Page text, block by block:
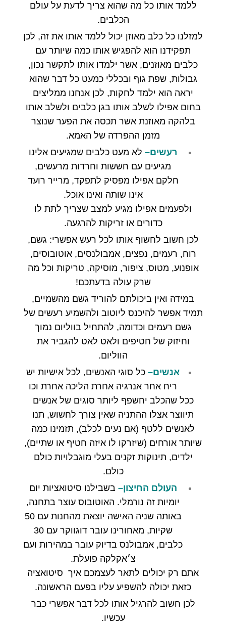
ללמד אותו כל מה שהוא צריך לדעת על עולם
הכלבים.
למזלנו כל כלב מאוזן יכול ללמד אותו את זה, לכן
תפקידנו הוא להפגיש אותו כמה שיותר עם
כלבים מאוזנים, אשר ילמדו אותו לתקשר נכון,
גבולות,שפת גוף ובכללי כמעט כל דבר שהוא
יראה הוא ילמד לחקות, לכן אנחנו ממליצים
בחום אפילו לשלב אותו בגן כלבים ולשלב אותו
בלהקה מאוזנת אשר תכסה את הפער שנוצר
מזמן ההפרדה של האמא.
רעשים– לא מעט כלבים שמגיעים אלינו
מגיעים עם חששות וחרדות מרעשים,
חלקם אפילו מפסיק לתפקד, מרייר רועד
אינו שותה ואינו אוכל.
ולפעמים אפילו מגיע למצב שצריך לתת לו
כדורים או זריקות להרגעה.
לכן חשוב לחשוף אותו לכל רעש אפשרי: גשם,
רוח, רעמים, נפצים,אמבולנסים,אוטובוסים,
אופנוע, מטוס, ציפור, מוסיקה, טריקות וכל מה
שרק עולה בדעתכם!
במידה ואין ביכולתם להוריד גשם מהשמיים,
תמיד אפשר להיכנס ליוטוב ולהשמיע רעשים של
גשם רעמים וכדומה, להתחיל בווליום נמוך
וחיזוק של חטיפים ולאט לאט להגביר את
הווליום.
אנשים– כל סוגי האנשים, לכל אישיות יש
ריח אחר אנרגיה אחרת הליכה אחרת וכו
ככל שהכלב יחשפף ליותר סוגים של אנשים
תיווצר אצלו ההתניה שאין צורך לחשוש, תנו
לאנשים ללטף (אם נעים לכלב), תזמינו כמה
שיותר אורחים (שיזרקו לו איזה חטיף או שתיים),
ילדים, תינוקות זקנים בעלי מוגבלויות כולם
כולם.
העולם החיצון–בשבילנו סיטואציות יום
יומיות זה נורמלי. האוטובוס עוצר בתחנה,
באותה שניה האישה יוצאת מהחנות עם 50
שקיות, מאחורינו עובר דוגווקר עם 30
כלבים, אמבולנס בדיוק עובר במהירות ועם
צ׳אקלקה פועלת.
אתם רק יכולים לתאר לעצמכם איך סיטואציה
כזאת יכולה להשפיע עליו בפעם הראשונה.
לכן חשוב להרגיל אותו לכל דבר אפשרי כבר
עכשיו.